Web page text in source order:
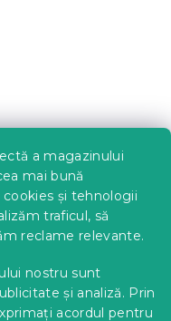
a magazinului
mai bună
și tehnologii
traficul, să
reclame relevante.
nostru sunt
și analiză. Prin
acordul pentru